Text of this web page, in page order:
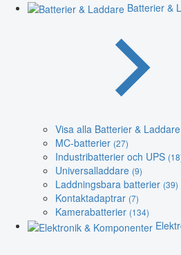
Batterier &
Visa alla Batterier & Laddare
MC-batterier (27)
Industribatterier och UPS
Universalladdare (9)
Laddningsbara batterier (39)
Kontaktadaptrar (7)
Kamerabatterier (134)